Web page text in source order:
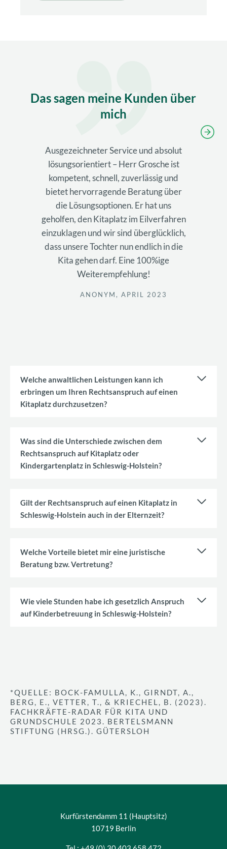
Das sagen meine Kunden über
mich
Ausgezeichneter Service und absolut
lösungsorientiert – Herr Grosche ist
kompetent, schnell, zuverlässig und
bietet hervorragende Beratung über
die Lösungsoptionen. Er hat uns
geholfen, den Kitaplatz im Eilverfahren
einzuklagen und wir sind überglücklich,
dass unsere Tochter nun endlich in die
Kita gehen darf. Eine 100%ige
Weiterempfehlung!
ANONYM, APRIL 2023
Welche anwaltlichen Leistungen kann ich
erbringen um Ihren Rechtsanspruch auf einen
Kitaplatz durchzusetzen?
Was sind die Unterschiede zwischen dem
Rechtsanspruch auf Kitaplatz oder
Kindergartenplatz in Schleswig-Holstein?
Gilt der Rechtsanspruch auf einen Kitaplatz in
Schleswig-Holstein auch in der Elternzeit?
Welche Vorteile bietet mir eine juristische
Beratung bzw. Vertretung?
Wie viele Stunden habe ich gesetzlich Anspruch
auf Kinderbetreuung in Schleswig-Holstein?
*QUELLE: BOCK-FAMULLA, K., GIRNDT, A.,
BERG, E., VETTER, T., & KRIECHEL, B. (2023).
FACHKRÄFTE-RADAR FÜR KITA UND
GRUNDSCHULE 2023. BERTELSMANN
STIFTUNG (HRSG.). GÜTERSLOH
Kurfürstendamm 11 (Hauptsitz)
10719 Berlin